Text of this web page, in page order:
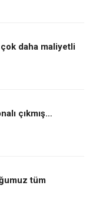
daha maliyetli
çıkmış…
tüm